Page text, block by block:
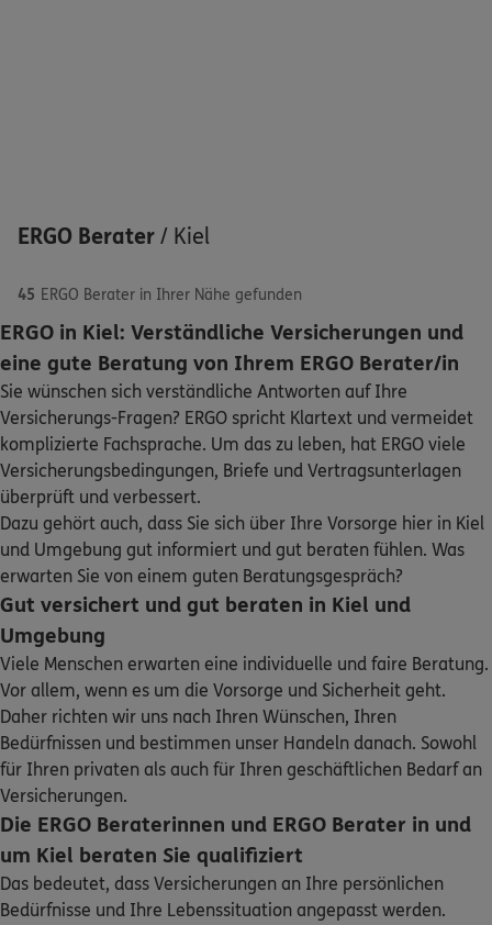
Schaden oder Leistungsfall melden
Bequem online oder telefonisch
Rechnung einreichen
Kontakt
Meine Versicherungen
Sehen Sie auf einen Blick Ihre Versicherungen bei ERGO,
dem ERGO Rechtsschutz und der DKV.
Zum Kundenportal
ERGO Berater / Kiel
45 ERGO Berater in Ihrer Nähe gefunden
ERGO
Armando-Ioan Bodescu
Möllingstraße 25,24103 Kiel(0.4 km)
Homepage besuchen
ERGO
Mike Dereli
Möllingstraße 25
Homepage besuchen
Peter Fischer
Eckernförder Str. 87
Homepage besuchen
Gerjet Meyer
Jägersberg 18,24103 Kiel(1.2 km)
Homepage besuchen
ERGO
Helmut Block
Schloßstr. 19, 24103 Kiel(1.4 km)
Homepage besuchen
ERGO in Kiel: Verständliche Versicherungen und
eine gute Beratung von Ihrem ERGO Berater/in
Sie wünschen sich verständliche Antworten auf Ihre
Versicherungs-Fragen? ERGO spricht Klartext und vermeidet
komplizierte Fachsprache. Um das zu leben, hat ERGO viele
Versicherungsbedingungen, Briefe und Vertragsunterlagen
überprüft und verbessert.
Dazu gehört auch, dass Sie sich über Ihre Vorsorge hier in Kiel
und Umgebung gut informiert und gut beraten fühlen. Was
erwarten Sie von einem guten Beratungsgespräch?
Gut versichert und gut beraten in Kiel und
Umgebung
Viele Menschen erwarten eine individuelle und faire Beratung.
Vor allem, wenn es um die Vorsorge und Sicherheit geht.
Daher richten wir uns nach Ihren Wünschen, Ihren
Bedürfnissen und bestimmen unser Handeln danach. Sowohl
für Ihren privaten als auch für Ihren geschäftlichen Bedarf an
Versicherungen.
Die ERGO Beraterinnen und ERGO Berater in und
um Kiel beraten Sie qualifiziert
Das bedeutet, dass Versicherungen an Ihre persönlichen
Bedürfnisse und Ihre Lebenssituation angepasst werden.